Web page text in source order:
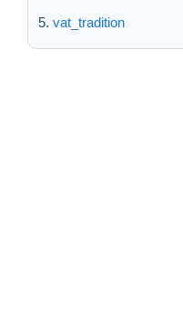
vat_tradition